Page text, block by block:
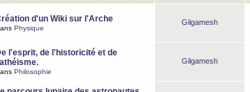
d'un Wiki sur l'Arche
Physique
Gilgamesh
l'esprit, de l'historicité et de
Philosophie
Gilgamesh